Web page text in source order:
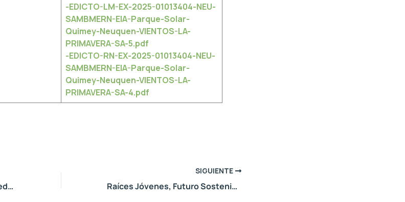
-EDICTO-LM-EX-2025-01013404-NEU-
SAMBMERN-EIA-Parque-Solar-
Quimey-Neuquen-VIENTOS-LA-
PRIMAVERA-SA-5.pdf
-EDICTO-RN-EX-2025-01013404-NEU-
SAMBMERN-EIA-Parque-Solar-
Quimey-Neuquen-VIENTOS-LA-
PRIMAVERA-SA-4.pdf
Neuquén en el 1er Congreso Federal Argentino de Guardaparques
SIGUIENTE
Raíces Jóvenes, Futuro Sostenible